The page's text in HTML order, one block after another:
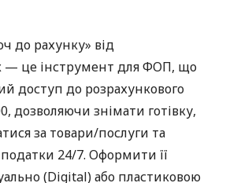
до рахунку» від
— це інструмент для ФОП, що
доступ до розрахункового
дозволяючи знімати готівку,
за товари/послуги та
24/7. Оформити її
(Digital) або пластиковою